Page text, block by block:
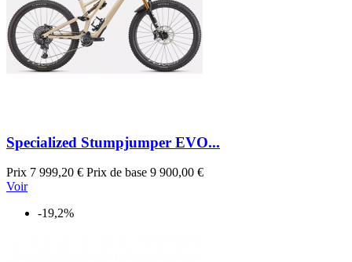
Specialized Stumpjumper EVO...
Prix 7 999,20 € Prix de base 9 900,00 €
Voir
-19,2%